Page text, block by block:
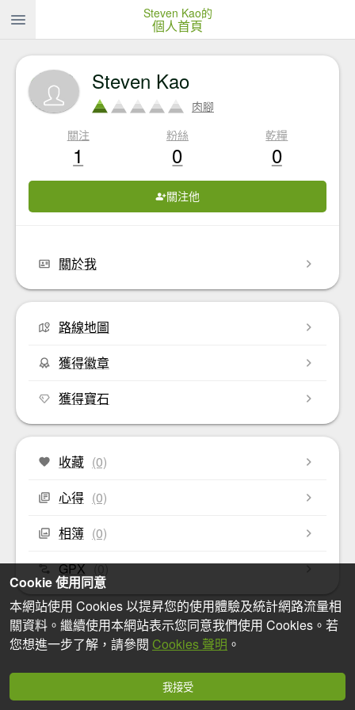
Steven Kao的
個人首頁
Steven Kao
肉腳
關注
1
粉絲
0
乾糧
0
關注他
關於我
路線地圖
獲得徽章
獲得寶石
收藏 (0)
心得 (0)
相簿 (0)
GPX (0)
Cookie 使用同意
本網站使用 Cookies 以提昇您的使用體驗及統計網路流量相
關資料。繼續使用本網站表示您同意我們使用 Cookies。若
您想進一步了解，請參閱 Cookies 聲明 。
我接受